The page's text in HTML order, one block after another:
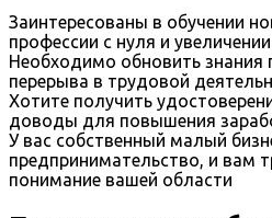
Заинтересованы в обучении
профессии с нуля и
Необходимо обновить знания
перерыва в трудовой
Хотите получить
доводы для повышения
У вас собственный малый
предпринимательство, и вам
понимание вашей области